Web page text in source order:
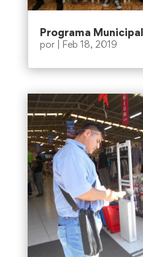
Programa
por Feb 18, 2019